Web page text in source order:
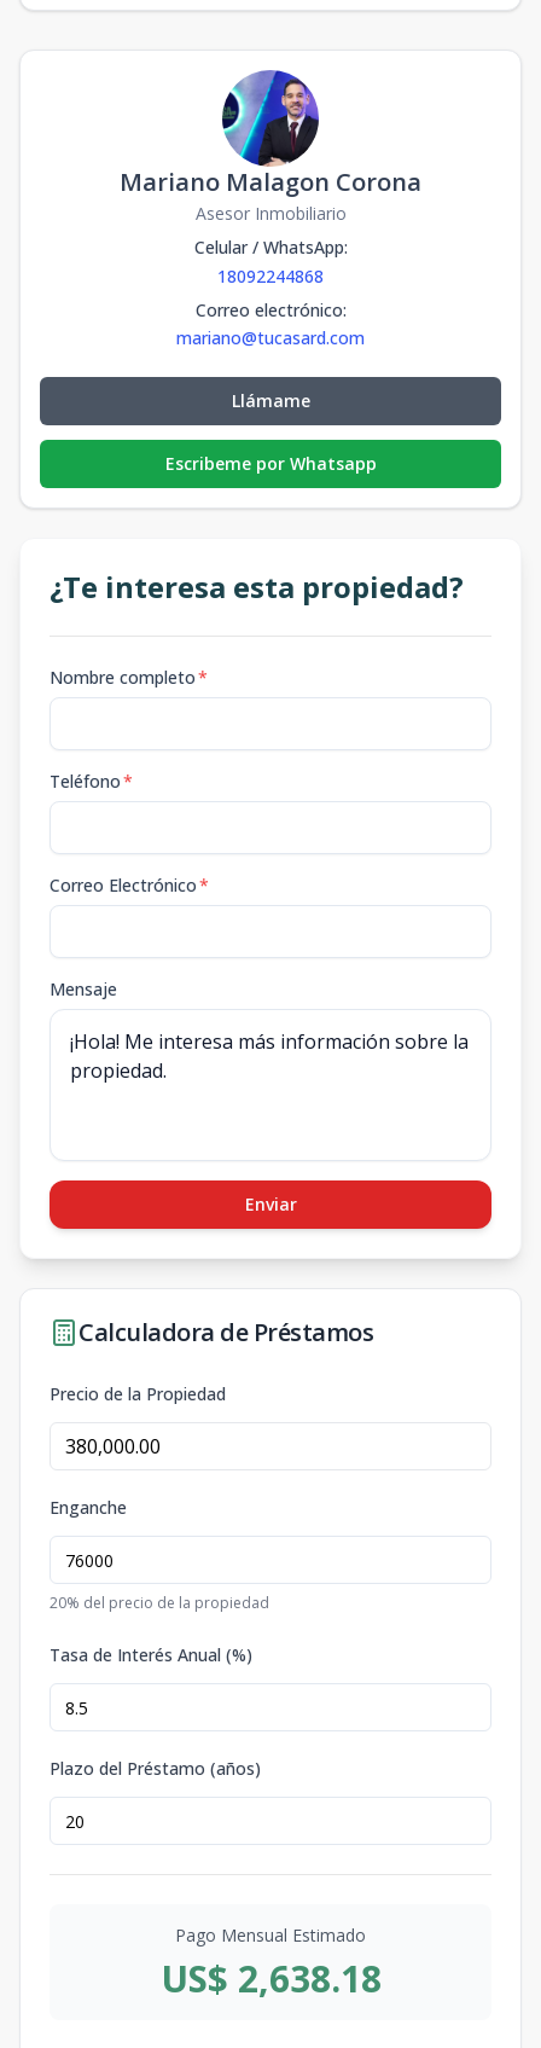
Mariano Malagon Corona
Asesor Inmobiliario
Celular / WhatsApp:
18092244868
Correo electrónico:
mariano@tucasard.com
Llámame
Escribeme por Whatsapp
¿Te interesa esta propiedad?
Nombre completo*
Teléfono*
Correo Electrónico*
Mensaje
Enviar
Calculadora de Préstamos
Precio de la Propiedad
Enganche
20% del precio de la propiedad
Tasa de Interés Anual (%)
Plazo del Préstamo (años)
Pago Mensual Estimado
US$ 2,638.18